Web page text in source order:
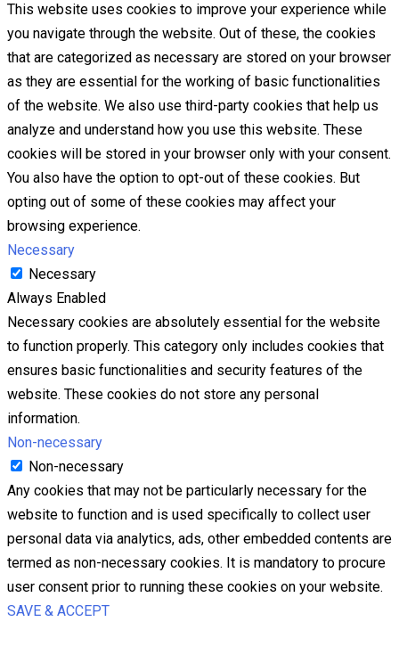
This website uses cookies to improve your experience while
you navigate through the website. Out of these, the cookies
that are categorized as necessary are stored on your browser
as they are essential for the working of basic functionalities
of the website. We also use third-party cookies that help us
analyze and understand how you use this website. These
cookies will be stored in your browser only with your consent.
You also have the option to opt-out of these cookies. But
opting out of some of these cookies may affect your
browsing experience.
Necessary
Necessary
Always Enabled
Necessary cookies are absolutely essential for the website
to function properly. This category only includes cookies that
ensures basic functionalities and security features of the
website. These cookies do not store any personal
information.
Non-necessary
Non-necessary
Any cookies that may not be particularly necessary for the
website to function and is used specifically to collect user
personal data via analytics, ads, other embedded contents are
termed as non-necessary cookies. It is mandatory to procure
user consent prior to running these cookies on your website.
SAVE & ACCEPT